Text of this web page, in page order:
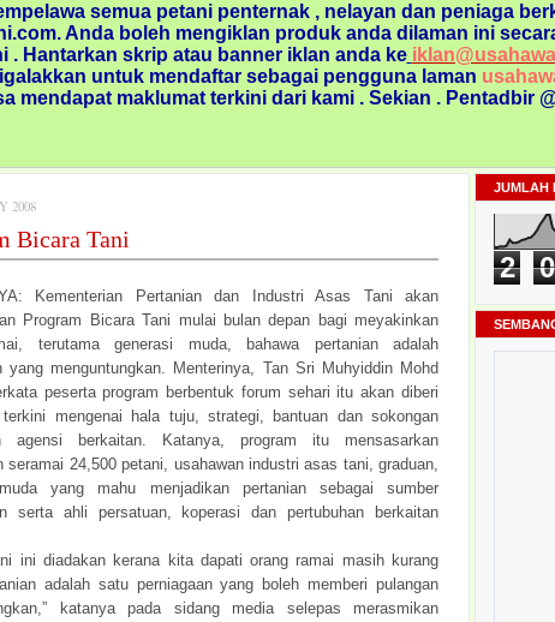
semua petani penternak , nelayan dan peniaga
Anda boleh mengiklan produk anda dilaman ini
. Hantarkan skrip atau banner iklan anda ke
untuk mendaftar sebagai pengguna laman
mendapat maklumat terkini dari kami . Sekian . Pentadbir
2008
Bicara Tani
Kementerian Pertanian dan Industri Asas Tani akan
Program Bicara Tani mulai bulan depan bagi meyakinkan
terutama generasi muda, bahawa pertanian adalah
yang menguntungkan. Menterinya, Tan Sri Muhyiddin Mohd
peserta program berbentuk forum sehari itu akan diberi
terkini mengenai hala tuju, strategi, bantuan dan sokongan
agensi berkaitan. Katanya, program itu mensasarkan
seramai 24,500 petani, usahawan industri asas tani, graduan,
yang mahu menjadikan pertanian sebagai sumber
serta ahli persatuan, koperasi dan pertubuhan berkaitan
ini diadakan kerana kita dapati orang ramai masih kurang
adalah satu perniagaan yang boleh memberi pulangan
katanya pada sidang media selepas merasmikan
JUMLAH
2 0